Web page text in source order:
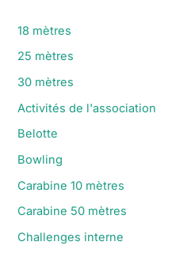
18 mètres
25 mètres
30 mètres
Activités de l'association
Belotte
Bowling
Carabine 10 mètres
Carabine 50 mètres
Challenges interne